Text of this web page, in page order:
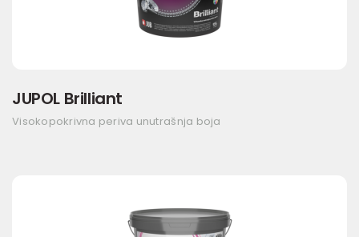
JUPOL Brilliant
Visokopokrivna periva unutrašnja boja